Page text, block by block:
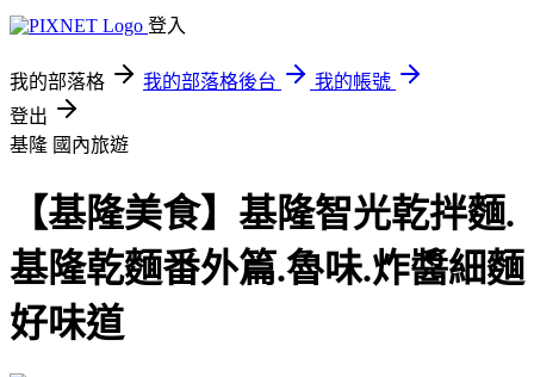
登入
我的部落格 我的部落格後台
我的帳號
登出
基隆 國內旅遊
【基隆美食】基隆智光乾拌麵.
基隆乾麵番外篇.魯味.炸醬細麵
好味道